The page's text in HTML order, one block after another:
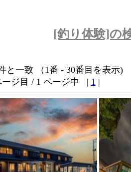
[釣り体験]の
と一致 （1番 - 30番目を表示)
ージ目 / 1 ページ中 | 1 |